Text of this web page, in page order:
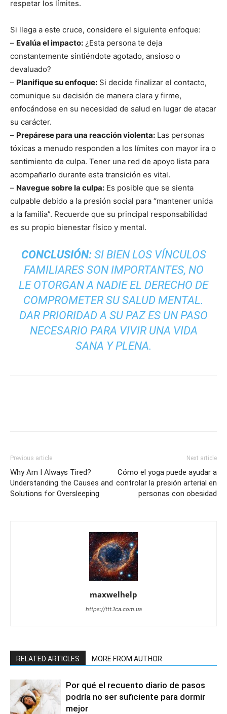
respetar los límites.
Si llega a este cruce, considere el siguiente enfoque:
– Evalúa el impacto: ¿Esta persona te deja
constantemente sintiéndote agotado, ansioso o
devaluado?
– Planifique su enfoque: Si decide finalizar el contacto,
comunique su decisión de manera clara y firme,
enfocándose en su necesidad de salud en lugar de atacar
su carácter.
– Prepárese para una reacción violenta: Las personas
tóxicas a menudo responden a los límites con mayor ira o
sentimiento de culpa. Tener una red de apoyo lista para
acompañarlo durante esta transición es vital.
– Navegue sobre la culpa: Es posible que se sienta
culpable debido a la presión social para “mantener unida
a la familia”. Recuerde que su principal responsabilidad
es su propio bienestar físico y mental.
CONCLUSIÓN:SI BIEN LOS VÍNCULOS
FAMILIARES SON IMPORTANTES, NO
LE OTORGAN A NADIE EL DERECHO DE
COMPROMETER SU SALUD MENTAL.
DAR PRIORIDAD A SU PAZ ES UN PASO
NECESARIO PARA VIVIR UNA VIDA
SANA Y PLENA.
Previous article
Why Am I Always Tired?
Understanding the Causes and
Solutions for Oversleeping
Next article
Cómo el yoga puede ayudar a
controlar la presión arterial en
personas con obesidad
maxwelhelp
https://ttt.1ca.com.ua
RELATED ARTICLES MORE FROM AUTHOR
Por qué el recuento diario de pasos
podría no ser suficiente para dormir
mejor